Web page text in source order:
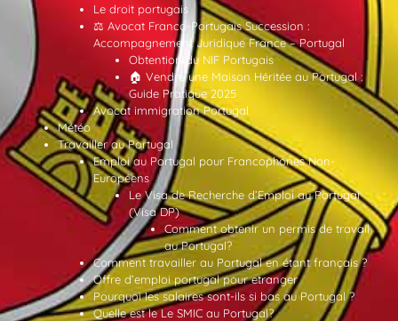
Le droit portugais
⚖️ Avocat Franco-Portugais Succession :
Accompagnement Juridique France – Portugal
Obtention du NIF Portugais
🏠 Vendre une Maison Héritée au Portugal :
Guide Pratique 2025
Avocat immigration Portugal
Météo
Travailler au Portugal
Emploi au Portugal pour Francophones Non-
Européens
Le Visa de Recherche d’Emploi au Portugal
(Visa DP)
Comment obtenir un permis de travail
au Portugal?
Comment travailler au Portugal en étant français ?
Offre d’emploi portugal pour etranger
Pourquoi les salaires sont-ils si bas au Portugal ?
Quelle est le Le SMIC au Portugal?